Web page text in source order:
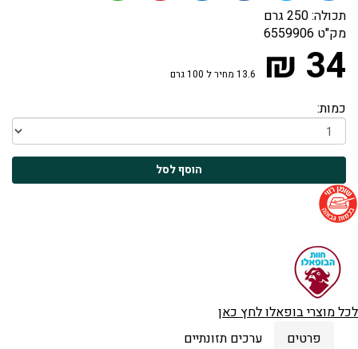
תכולה: 250 גרם
מק"ט 6559906
34 ₪ 13.6 מחיר ל 100 גרם
כמות:
לכל מוצרי בופאלו לחץ כאן
פרטים
ערכים תזונתיים